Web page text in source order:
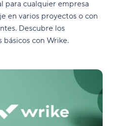
para cualquier empresa
en varios proyectos o con
Descubre los
básicos con Wrike.